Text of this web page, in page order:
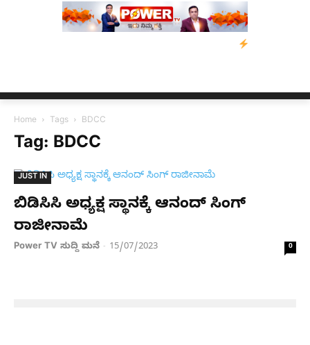
ಬೀರೇನ್ ಸಿಂಗ್
Home Tags BDCC
Tag: BDCC
JUST IN
ಬಿಡಿಸಿಸಿ ಅಧ್ಯಕ್ಷ ಸ್ಥಾನಕ್ಕೆ ಆನಂದ್ ಸಿಂಗ್
ರಾಜೀನಾಮೆ
Power TV ಸುದ್ದಿ ಮನೆ - 15/07/2023 0